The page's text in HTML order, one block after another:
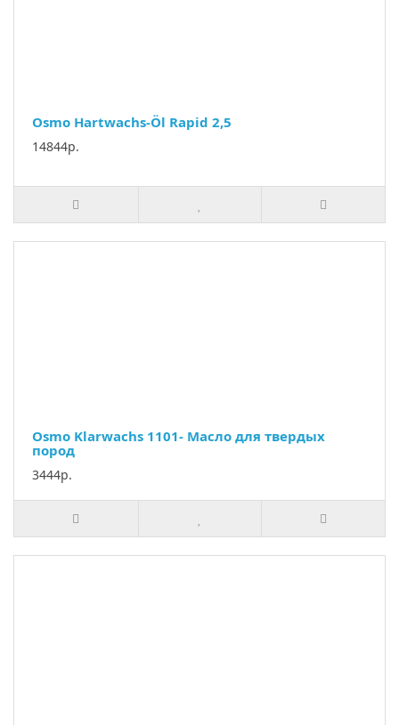
Osmo Hartwachs-Öl Rapid 2,5
14844р.
Osmo Klarwachs 1101- Масло для твердых
пород
3444р.